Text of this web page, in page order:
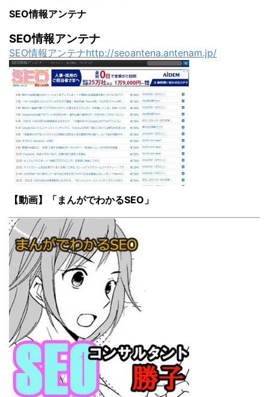
SEO情報アンテナ
SEO情報アンテナ
SEO情報アンテナhttp://seoantena.antenam.jp/
【動画】「まんがでわかるSEO」